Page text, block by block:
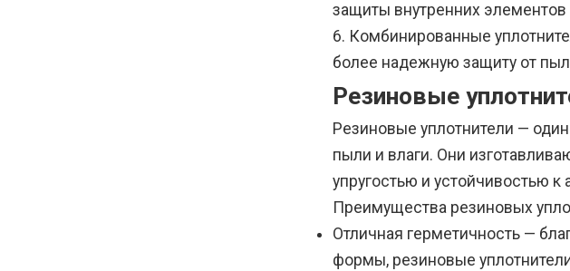
защиты внутренних элементов
6. Комбинированные
более надежную защиту от
Резиновые
Резиновые уплотнители —
пыли и влаги. Они
упругостью и устойчивостью
Преимущества резиновых
Отличная герметичность —
формы, резиновые